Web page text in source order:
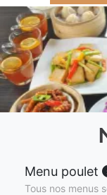
Menu poulet
Tous nos menus